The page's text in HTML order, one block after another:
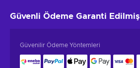
Güvenli Ödeme Garanti Edilmiş
Güvenilir Ödeme Yöntemleri